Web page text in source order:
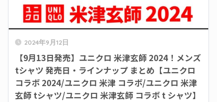
2024年9月12日
【9月13日発売】ユニクロ 米津玄師 2024！メンズ
tシャツ 発売日・ラインナップ まとめ【ユニクロ
コラボ 2024/ユニクロ 米津 コラボ/ユニクロ 米津
玄師 tシャツ/ユニクロ 米津玄師 コラボ t シャツ】